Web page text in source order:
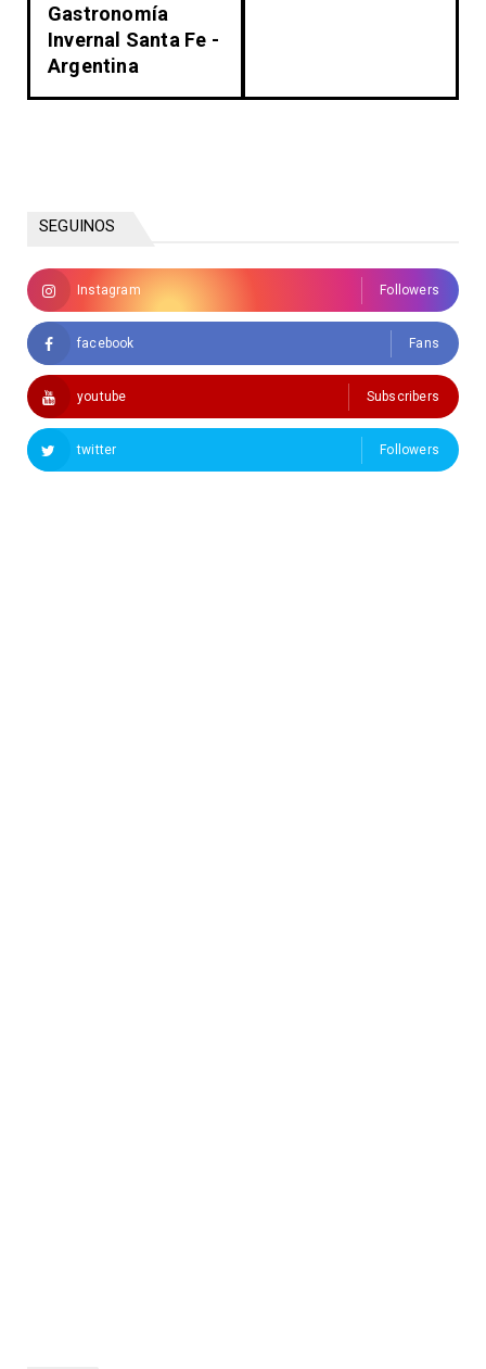
Gastronomía
Invernal Santa Fe -
Argentina
SEGUINOS
Instagram Followers
facebook Fans
youtube Subscribers
twitter Followers